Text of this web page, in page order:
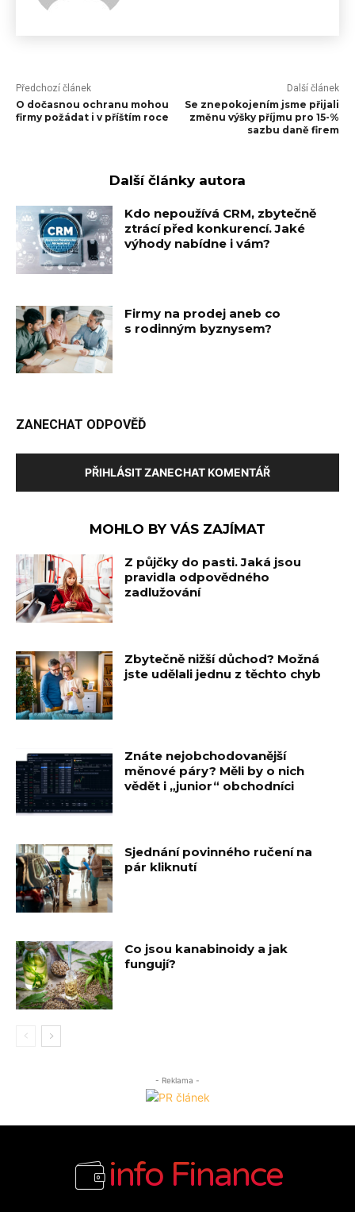
Předchozí článek
O dočasnou ochranu mohou
firmy požádat i v příštím roce
Další článek
Se znepokojením jsme přijali
změnu výšky příjmu pro 15-%
sazbu daně firem
Další články autora
Kdo nepoužívá CRM, zbytečně
ztrácí před konkurencí. Jaké
výhody nabídne i vám?
Firmy na prodej aneb co
s rodinným byznysem?
ZANECHAT ODPOVĚĎ
PŘIHLÁSIT ZANECHAT KOMENTÁŘ
MOHLO BY VÁS ZAJÍMAT
Z půjčky do pasti. Jaká jsou
pravidla odpovědného
zadlužování
Zbytečně nižší důchod? Možná
jste udělali jednu z těchto chyb
Znáte nejobchodovanější
měnové páry? Měli by o nich
vědět i „junior“ obchodníci
Sjednání povinného ručení na
pár kliknutí
Co jsou kanabinoidy a jak
fungují?
- Reklama -
info Finance